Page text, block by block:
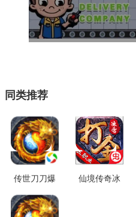
同类推荐
传世刀刀爆
游戏最新版
V1.2.0
仙境传奇冰